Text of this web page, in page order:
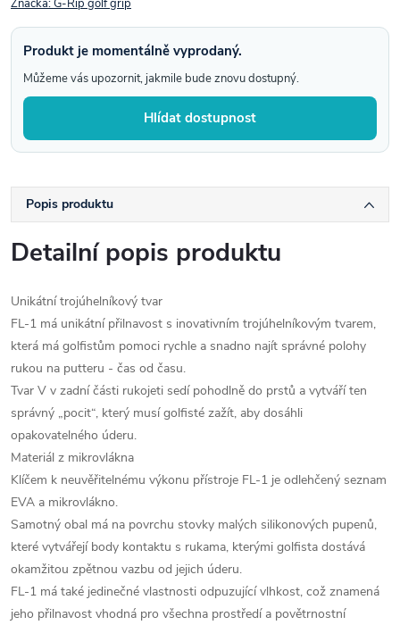
Značka:G-Rip golf grip
Produkt je momentálně vyprodaný.
Můžeme vás upozornit, jakmile bude znovu dostupný.
Hlídat dostupnost
Popis produktu
Detailní popis produktu
Unikátní trojúhelníkový tvar
FL-1 má unikátní přilnavost s inovativním trojúhelníkovým tvarem,
která má golfistům pomoci rychle a snadno najít správné polohy
rukou na putteru - čas od času.
Tvar V v zadní části rukojeti sedí pohodlně do prstů a vytváří ten
správný „pocit“, který musí golfisté zažít, aby dosáhli
opakovatelného úderu.
Materiál z mikrovlákna
Klíčem k neuvěřitelnému výkonu přístroje FL-1 je odlehčený seznam
EVA a mikrovlákno.
Samotný obal má na povrchu stovky malých silikonových pupenů,
které vytvářejí body kontaktu s rukama, kterými golfista dostává
okamžitou zpětnou vazbu od jejich úderu.
FL-1 má také jedinečné vlastnosti odpuzující vlhkost, což znamená
jeho přilnavost vhodná pro všechna prostředí a povětrnostní